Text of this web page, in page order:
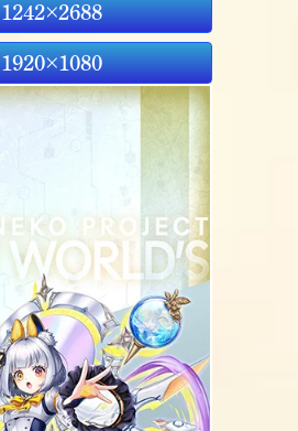
1242×2688
1920×1080